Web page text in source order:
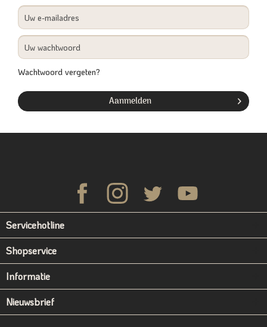
Wachtwoord vergeten?
Aanmelden
Servicehotline
Shopservice
Informatie
Nieuwsbrief